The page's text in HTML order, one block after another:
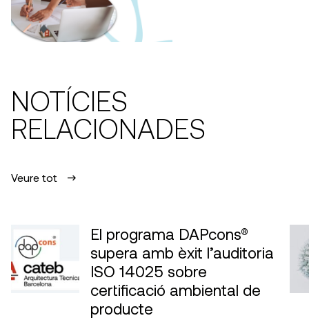
NOTÍCIES
RELACIONADES
Veure tot
El programa DAPcons®
supera amb èxit l’auditoria
ISO 14025 sobre
certificació ambiental de
producte